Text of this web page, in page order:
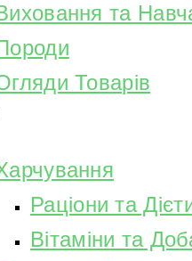
та
Товарів
Раціони та
Вітаміни та